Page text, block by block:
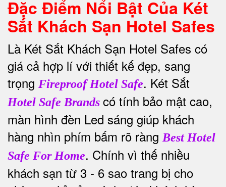
Đặc Điểm Nổi Bật Của Két
Sắt Khách Sạn Hotel Safes
Là Két Sắt Khách Sạn Hotel Safes có
giá cả hợp lí với thiết kế đẹp, sang
trọng Fireproof Hotel Safe. Két Sắt
Hotel Safe Brands có tính bảo mật cao,
màn hình đèn Led sáng giúp khách
hàng nhìn phím bấm rõ ràng Best Hotel
Safe For Home. Chính vì thế nhiều
khách sạn từ 3 - 6 sao trang bị cho